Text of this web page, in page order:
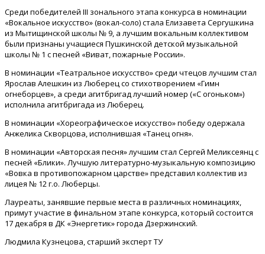
Среди победителей III зонального этапа конкурса в номинации
«Вокальное искусство» (вокал-соло) стала Елизавета Сергушкина
из Мытищинской школы № 9, а лучшим вокальным коллективом
были признаны учащиеся Пушкинской детской музыкальной
школы № 1 с песней «Виват, пожарные России».
В номинации «Театральное искусство» среди чтецов лучшим стал
Ярослав Алешкин из Люберец со стихотворением «Гимн
огнеборцев», а среди агитбригад лучший номер («С огоньком»)
исполнила агитбригада из Люберец.
В номинации «Хореографическое искусство» победу одержала
Анжелика Скворцова, исполнившая «Танец огня».
В номинации «Авторская песня» лучшим стал Сергей Меликсеянц с
песней «Блики». Лучшую литературно-музыкальную композицию
«Вовка в противопожарном царстве» представил коллектив из
лицея № 12 г.о. Люберцы.
Лауреаты, занявшие первые места в различных номинациях,
примут участие в финальном этапе конкурса, который состоится
17 декабря в ДК «Энергетик» города Дзержинский.
Людмила Кузнецова, старший эксперт ТУ